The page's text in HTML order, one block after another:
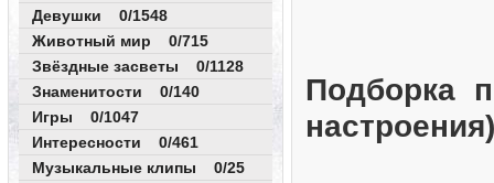
Девушки 0/1548
Животный мир 0/715
Звёздные засветы 0/1128
Знаменитости 0/140
Игры 0/1047
Интересности 0/461
Музыкальные клипы 0/25
Подборка